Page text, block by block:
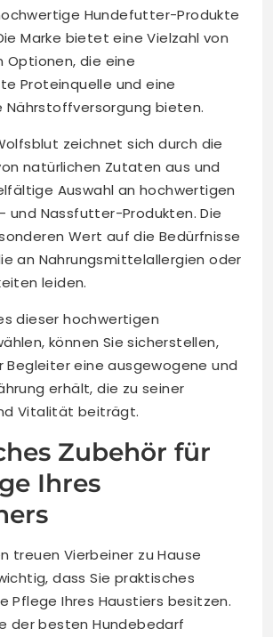
Hundefutter-Produkte
Marke bietet eine Vielzahl von
die eine
Proteinquelle und eine
Nährstoffversorgung bieten.
zeichnet sich durch die
natürlichen Zutaten aus und
Auswahl an hochwertigen
und Nassfutter-Produkten. Die
Wert auf die Bedürfnisse
an Nahrungsmittelallergien oder
leiden.
dieser hochwertigen
können Sie sicherstellen,
Begleiter eine ausgewogene und
erhält, die zu seiner
Vitalität beiträgt.
Zubehör für
Ihres
treuen Vierbeiner zu Hause
dass Sie praktisches
Pflege Ihres Haustiers besitzen.
der besten Hundebedarf